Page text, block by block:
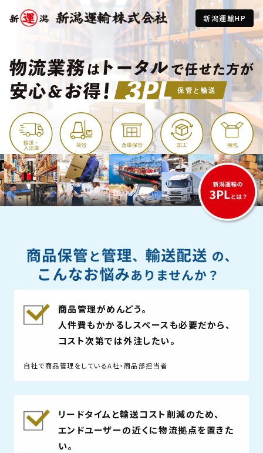
新潟運輸HP
商品管理がめんどう。
人件費もかかるしスペースも必要だから、
コスト次第では外注したい。
自社で商品管理をしているA社・商品部担当者
リードタイムと輸送コスト削減のため、
エンドユーザーの近くに物流拠点を置きた
い。